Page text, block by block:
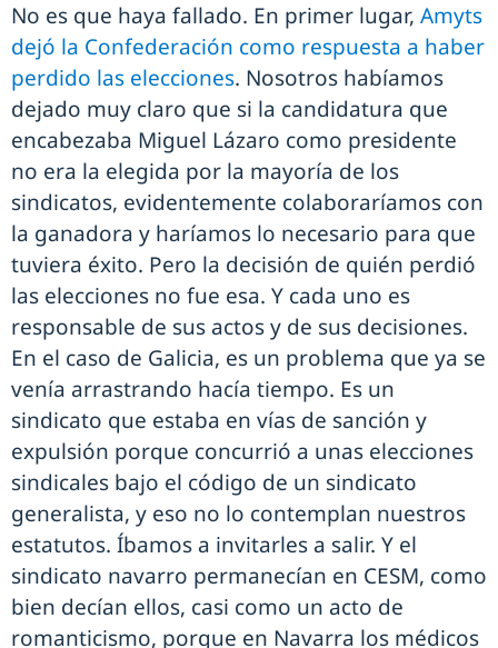
No es que haya fallado. En primer lugar, Amyts
dejó la Confederación como respuesta a haber
perdido las elecciones. Nosotros habíamos
dejado muy claro que si la candidatura que
encabezaba Miguel Lázaro como presidente
no era la elegida por la mayoría de los
sindicatos, evidentemente colaboraríamos con
la ganadora y haríamos lo necesario para que
tuviera éxito. Pero la decisión de quién perdió
las elecciones no fue esa. Y cada uno es
responsable de sus actos y de sus decisiones.
En el caso de Galicia, es un problema que ya se
venía arrastrando hacía tiempo. Es un
sindicato que estaba en vías de sanción y
expulsión porque concurrió a unas elecciones
sindicales bajo el código de un sindicato
generalista, y eso no lo contemplan nuestros
estatutos. Íbamos a invitarles a salir. Y el
sindicato navarro permanecían en CESM, como
bien decían ellos, casi como un acto de
romanticismo, porque en Navarra los médicos